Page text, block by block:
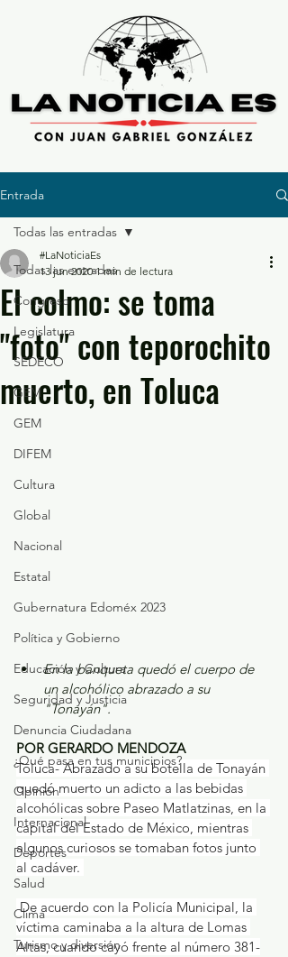
Entrada
Todas las entradas
Congreso
Legislatura
SEDECO
GEM
GEM
DIFEM
Cultura
Global
Nacional
Estatal
Gubernatura Edoméx 2023
Política y Gobierno
Educación y Cultura
Seguridad y Justicia
Denuncia Ciudadana
¿Qué pasa en tus municipios?
Opinión
Internacional
Deportes
Salud
Clima
Turismo y diversión
Todas las entradas
El colmo: se toma
"foto" con teporochito
muerto, en Toluca
#LaNoticiaEs
13 jun 2020 1 min de lectura
En la banqueta quedó el cuerpo de
un alcohólico abrazado a su
"Tonayán".
POR GERARDO MENDOZA
Toluca- Abrazado a su botella de Tonayán
quedó muerto un adicto a las bebidas
alcohólicas sobre Paseo Matlatzinas, en la
capital del Estado de México, mientras
algunos curiosos se tomaban fotos junto
al cadáver.
De acuerdo con la Policía Municipal, la
víctima caminaba a la altura de Lomas
Altas, cuando cayó frente al número 381-